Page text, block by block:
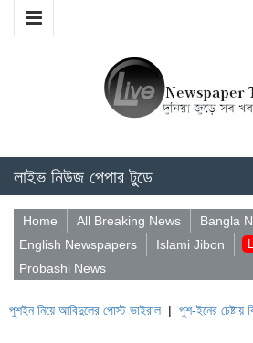
লাইভ নিউজ পেপার টুডে
Home All Breaking News
Bangla
English Newspapers
Islami Jibon
Probashi News
আবিদুলের পোস্ট ভাইরাল|পুশ-ইনের চেষ্টায় বিএসএফ,